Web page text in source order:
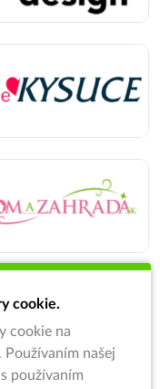
cookie.
cookie na
našej
používaním